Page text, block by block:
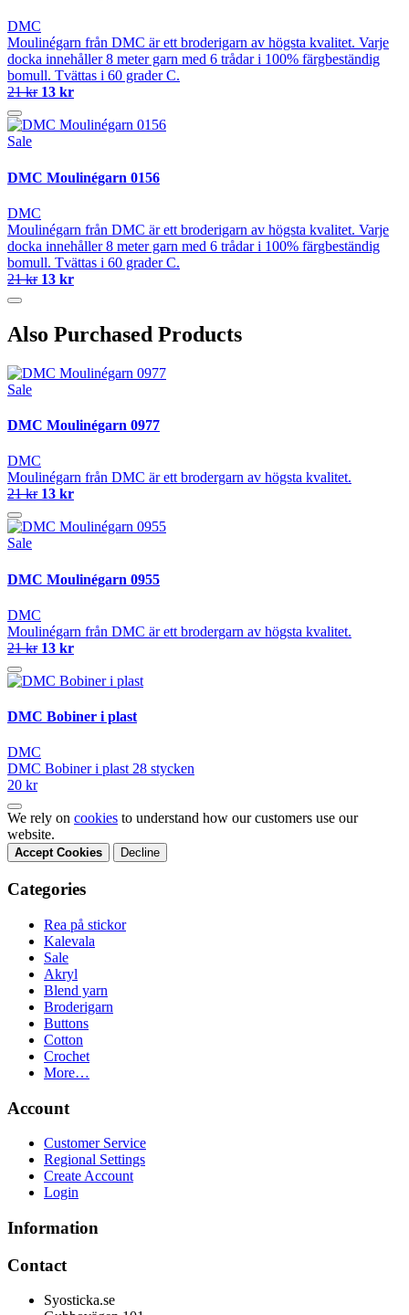
DMC
Moulinégarn från DMC är ett broderigarn av högsta kvalitet. Varje
docka innehåller 8 meter garn med 6 trådar i 100% färgbeständig
bomull. Tvättas i 60 grader C.
21 kr 13 kr
Sale
DMC Moulinégarn 0156
DMC
Moulinégarn från DMC är ett broderigarn av högsta kvalitet. Varje
docka innehåller 8 meter garn med 6 trådar i 100% färgbeständig
bomull. Tvättas i 60 grader C.
21 kr 13 kr
Also Purchased Products
Sale
DMC Moulinégarn 0977
DMC
Moulinégarn från DMC är ett brodergarn av högsta kvalitet.
21 kr 13 kr
Sale
DMC Moulinégarn 0955
DMC
Moulinégarn från DMC är ett brodergarn av högsta kvalitet.
21 kr 13 kr
DMC Bobiner i plast
DMC
DMC Bobiner i plast 28 stycken
20 kr
We rely on cookies to understand how our customers use our
website.
Accept Cookies Decline
Categories
Rea på stickor
Kalevala
Sale
Akryl
Blend yarn
Broderigarn
Buttons
Cotton
Crochet
More…
Account
Customer Service
Regional Settings
Create Account
Login
Information
Contact
Syosticka.se